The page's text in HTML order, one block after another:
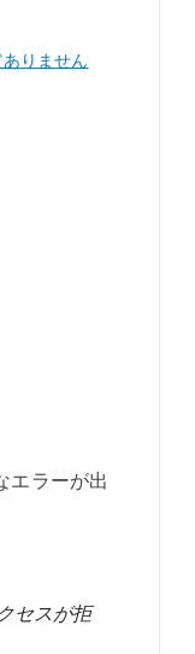
りません
エラーが出
セスが拒